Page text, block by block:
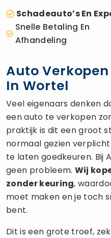
Schadeauto’s En
Snelle Betaling En
Afhandeling
Auto
In Wortel
Veel eigenaars denken
een auto te verkopen
praktijk is dit een groot
normaal gezien
te laten goedkeuren. Bij
geen probleem. Wij
zonder keuring,
moet maken en je toch
bent.
Dit is een grote troef,